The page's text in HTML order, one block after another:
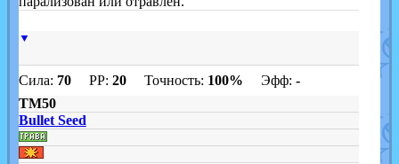
▼
Сила: 70PP: 20Точность: 100% Эфф: -
TM50
Bullet Seed